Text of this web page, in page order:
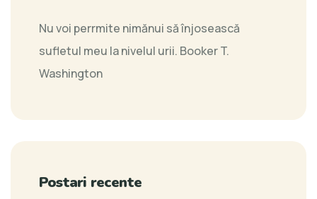
Nu voi perrmite nimănui să înjosească
sufletul meu la nivelul urii. Booker T.
Washington
Postari recente